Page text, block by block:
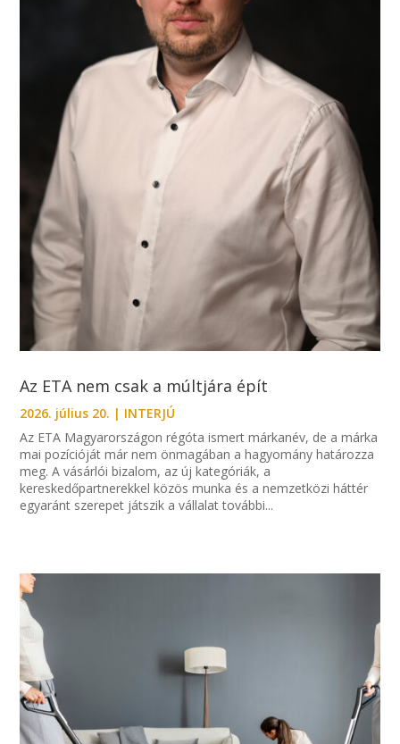
Az ETA nem csak a múltjára épít
2026. július 20. | INTERJÚ
Az ETA Magyarországon régóta ismert márkanév, de a márka
mai pozícióját már nem önmagában a hagyomány határozza
meg. A vásárlói bizalom, az új kategóriák, a
kereskedőpartnerekkel közös munka és a nemzetközi háttér
egyaránt szerepet játszik a vállalat további...